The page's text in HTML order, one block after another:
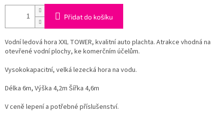
Přidat do košíku
Vodní ledová hora XXL TOWER, kvalitní auto plachta. Atrakce vhodná na
otevřené vodní plochy, ke komerčním účelům.
Vysokokapacitní, velká lezecká hora na vodu.
Délka 6m, Výška 4,2m Šířka 4,6m
V ceně lepení a potřebné příslušenství.